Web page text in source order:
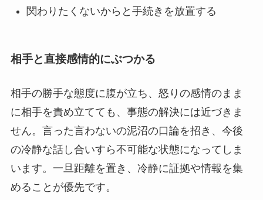
関わりたくないからと手続きを放置する
相手と直接感情的にぶつかる
相手の勝手な態度に腹が立ち、怒りの感情のまま
に相手を責め立てても、事態の解決には近づきま
せん。言った言わないの泥沼の口論を招き、今後
の冷静な話し合いすら不可能な状態になってしま
います。一旦距離を置き、冷静に証拠や情報を集
めることが優先です。